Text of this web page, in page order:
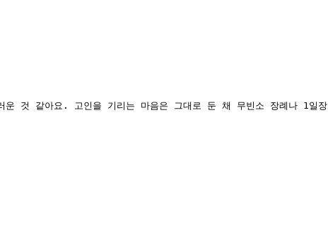
것 같아요. 고인을 기리는 마음은 그대로 둔 채 무빈소 장례나 1일